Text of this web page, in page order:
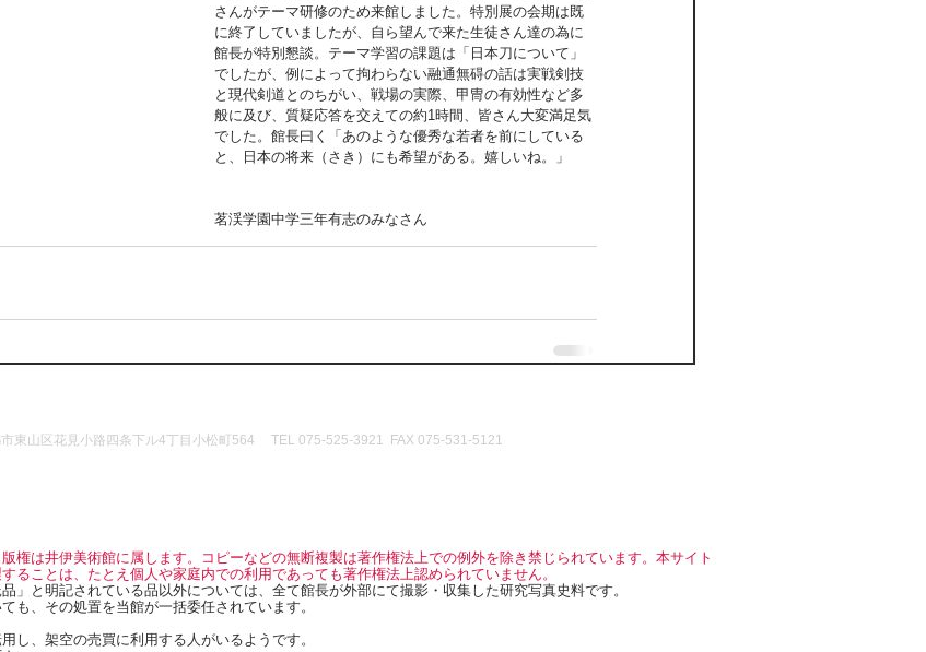
さんがテーマ研修のため来館しました。特別展の会期は既
に終了していましたが、自ら望んで来た生徒さん達の為に
館長が特別懇談。テーマ学習の課題は「日本刀について」
でしたが、例によって拘わらない融通無碍の話は実戦剣技
と現代剣道とのちがい、戦場の実際、甲冑の有効性など多
般に及び、質疑応答を交えての約1時間、皆さん大変満足気
でした。館長曰く「あのような優秀な若者を前にしている
と、日本の将来（さき）にも希望がある。嬉しいね。」
茗渓学園中学三年有志のみなさん
市東山区花見小路四条下ル4丁目小松町564 TEL 075-525-3921 FAX 075-531-5121
権は井伊美術館に属します。コピーなどの無断複製は著作権法上での例外を除き禁じられています。本サイト
ることは、たとえ個人や家庭内での利用であっても著作権法上認められていません。
」と明記されている品以外については、全て館長が外部にて撮影・収集した研究写真史料です。
、その処置を当館が一括委任されています。
し、架空の売買に利用する人がいるようです。